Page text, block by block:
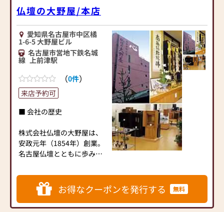
り組んでいます。
・名古屋仏壇商工協同組合
副理事長
・仏壇公正取引協議会専務
理事
・学校法人名古屋龍谷学園
(西別院幼稚園)評議員
・真宗大谷派名古屋教区門
徒会会員 ／ 教区教化センタ
ー真宗の仏事 研究・学習班
メンバー
・全日本宗教用具協同組合
員
・東海優良仏壇振興会員
・名古屋大須ロータリーク
・一般財団法人伝統的工芸
品産業振興協会賛助会員
・「PRAY for (ONE) 小さな
みなさまのご来店、心より
お待ちしております。
【電車でお越しの方】
駅」、「大須観音駅」より
徒歩にて約５分
名古屋都市高速「東別院イ
【電子決済】
paypay,Airpay 利用可能
（準備中）
仏壇の大野屋/本店
愛知県名古屋市中区橘
1-6-5 大野屋ビル
名古屋市営地下鉄名城
線 上前津駅
（0件）
来店予約可
■ 会社の歴史
株式会社仏壇の大野屋は、
安政元年（1854年）創業。
名古屋仏壇とともに歩み、
受け継いできました。長年
にわたり地域の皆様に支え
られ、安心と信頼を大切に
歩み続けています。
お得なクーポンを発行する 無料